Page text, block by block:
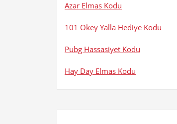
Azar Elmas Kodu
101 Okey Yalla Hediye Kodu
Pubg Hassasiyet Kodu
Hay Day Elmas Kodu